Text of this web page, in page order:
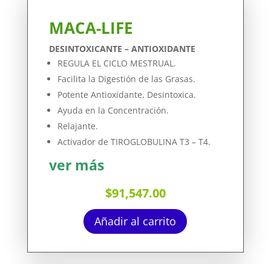
MACA-LIFE
DESINTOXICANTE – ANTIOXIDANTE
REGULA EL CICLO MESTRUAL.
Facilita la Digestión de las Grasas.
Potente Antioxidante, Desintoxica.
Ayuda en la Concentración.
Relajante.
Activador de TIROGLOBULINA T3 – T4.
ver más
$91,547.00
Añadir al carrito